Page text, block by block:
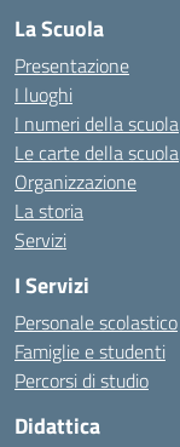
La Scuola
Presentazione
I luoghi
I numeri della scuola
Le carte della scuola
Organizzazione
La storia
Servizi
I Servizi
Personale scolastico
Famiglie e studenti
Percorsi di studio
Didattica